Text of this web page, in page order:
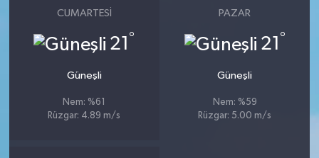
CUMARTESI
21 °
Güneşli
Nem: %61
Rüzgar: 4.89 m/s
PAZAR
21 °
Güneşli
Nem: %59
Rüzgar: 5.00 m/s